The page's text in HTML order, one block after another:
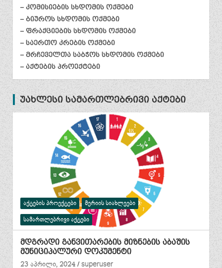
– კომისიების სხდომის ოქმები
– ბიუროს სხდომის ოქმები
– ფრაქციების სხდომის ოქმები
– საერთო კრების ოქმები
– მრჩეველთა საბჭოს სხდომის ოქმები
– აქტების პროექტები
უახლესი სამართლებრივი აქტები
ᲐᲥᲢᲔᲑᲘᲡ ᲞᲠᲝᲔᲥᲢᲔᲑᲘ ᲛᲔᲠᲘᲘᲡ ᲡᲘᲐᲮᲚᲔᲔᲑᲘ
ᲡᲐᲛᲐᲠᲗᲚᲔᲑᲠᲘᲕᲘ ᲐᲥᲢᲔᲑᲘ
მდგრადი განვითარების მიზნების აბაშის
მუნიციპალური დოკუმენტი
23 აპრილი, 2024
superuser